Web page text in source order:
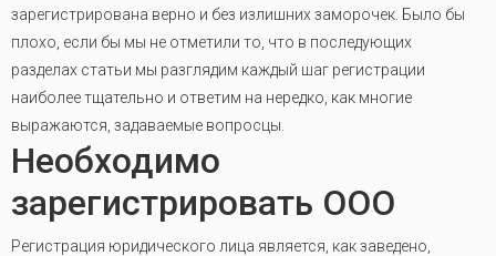
зарегистрирована верно и без излишних заморочек. Было бы
плохо, если бы мы не отметили то, что в последующих
разделах статьи мы разглядим каждый шаг регистрации
наиболее тщательно и ответим на нередко, как многие
выражаются, задаваемые вопросцы.
Необходимо
зарегистрировать ООО
Регистрация юридического лица является, как заведено,